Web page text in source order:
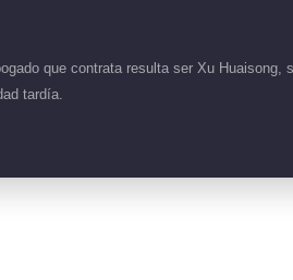
que contrata resulta ser Xu Huaisong,
tardía.